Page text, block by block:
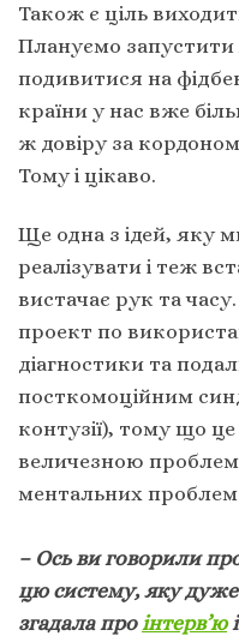
Також є ціль
Плануємо запустити
подивитися на
країни у нас вже
ж довіру за
Тому і цікаво.
Ще одна з ідей, яку
реалізувати і теж
вистачає рук та
проект по
діагностики та
посткомоційним
контузії), тому що
величезною
ментальних
– Ось ви говорили
цю систему, яку
згадала про інтерв’ю